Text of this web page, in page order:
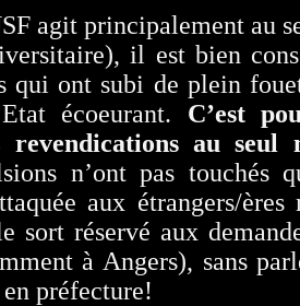
agit principalement au
il est bien
qui ont subi de plein
écoeurant. C’est
revendications au seul
n’ont pas
aux étrangers/
sort réservé aux
à Angers), sans
préfecture!